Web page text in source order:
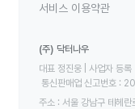
서비스 이용약관
(주) 닥터나우
대표 정진웅 | 사업자
통신판매업 신고번호
주소 : 서울 강남구 테헤